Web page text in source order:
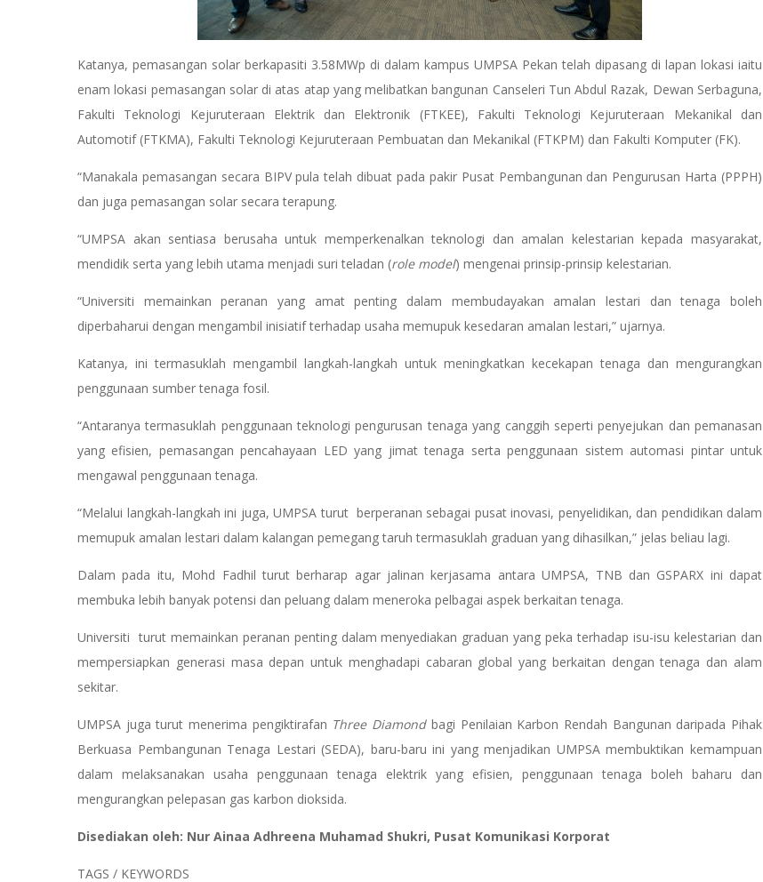
Katanya, pemasangan solar berkapasiti 3.58MWp di dalam kampus UMPSA Pekan telah dipasang di lapan lokasi iaitu
enam lokasi pemasangan solar di atas atap yang melibatkan bangunan Canseleri Tun Abdul Razak, Dewan Serbaguna,
Fakulti Teknologi Kejuruteraan Elektrik dan Elektronik (FTKEE), Fakulti Teknologi Kejuruteraan Mekanikal dan
Automotif (FTKMA), Fakulti Teknologi Kejuruteraan Pembuatan dan Mekanikal (FTKPM) dan Fakulti Komputer (FK).
“Manakala pemasangan secara BIPV pula telah dibuat pada pakir Pusat Pembangunan dan Pengurusan Harta (PPPH)
dan juga pemasangan solar secara terapung.
“UMPSA akan sentiasa berusaha untuk memperkenalkan teknologi dan amalan kelestarian kepada masyarakat,
mendidik serta yang lebih utama menjadi suri teladan (role model) mengenai prinsip-prinsip kelestarian.
“Universiti memainkan peranan yang amat penting dalam membudayakan amalan lestari dan tenaga boleh
diperbaharui dengan mengambil inisiatif terhadap usaha memupuk kesedaran amalan lestari,” ujarnya.
Katanya, ini termasuklah mengambil langkah-langkah untuk meningkatkan kecekapan tenaga dan mengurangkan
penggunaan sumber tenaga fosil.
“Antaranya termasuklah penggunaan teknologi pengurusan tenaga yang canggih seperti penyejukan dan pemanasan
yang efisien, pemasangan pencahayaan LED yang jimat tenaga serta penggunaan sistem automasi pintar untuk
mengawal penggunaan tenaga.
“Melalui langkah-langkah ini juga, UMPSA turut berperanan sebagai pusat inovasi, penyelidikan, dan pendidikan dalam
memupuk amalan lestari dalam kalangan pemegang taruh termasuklah graduan yang dihasilkan,” jelas beliau lagi.
Dalam pada itu, Mohd Fadhil turut berharap agar jalinan kerjasama antara UMPSA, TNB dan GSPARX ini dapat
membuka lebih banyak potensi dan peluang dalam meneroka pelbagai aspek berkaitan tenaga.
Universiti turut memainkan peranan penting dalam menyediakan graduan yang peka terhadap isu-isu kelestarian dan
mempersiapkan generasi masa depan untuk menghadapi cabaran global yang berkaitan dengan tenaga dan alam
sekitar.
UMPSA juga turut menerima pengiktirafan Three Diamondbagi Penilaian Karbon Rendah Bangunan daripada Pihak
Berkuasa Pembangunan Tenaga Lestari (SEDA), baru-baru ini yang menjadikan UMPSA membuktikan kemampuan
dalam melaksanakan usaha penggunaan tenaga elektrik yang efisien, penggunaan tenaga boleh baharu dan
mengurangkan pelepasan gas karbon dioksida.
Disediakan oleh: Nur Ainaa Adhreena Muhamad Shukri, Pusat Komunikasi Korporat
TAGS / KEYWORDS